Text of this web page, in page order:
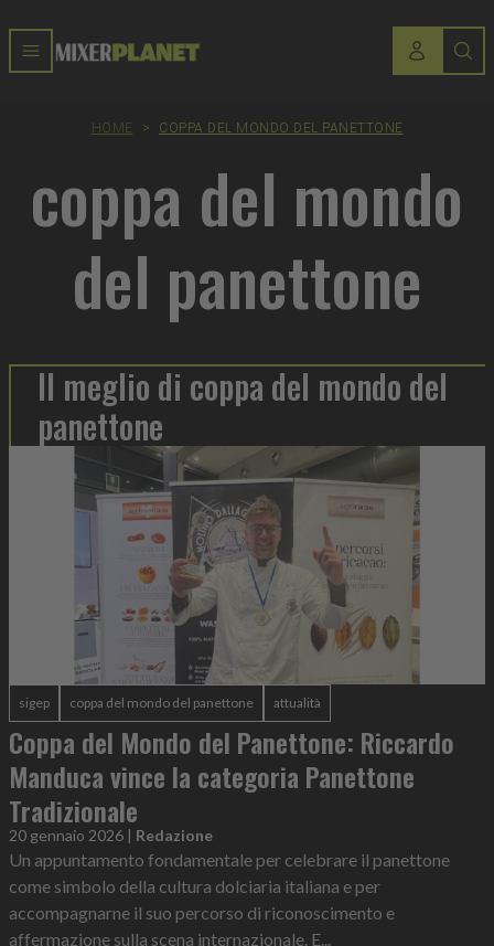
HOME > COPPA DEL MONDO DEL PANETTONE
coppa del mondo
del panettone
Il meglio di coppa del mondo del
panettone
sigep coppa del mondo del panettone attualità
Coppa del Mondo del Panettone: Riccardo
Manduca vince la categoria Panettone
Tradizionale
20 gennaio 2026 | Redazione
Un appuntamento fondamentale per celebrare il panettone
come simbolo della cultura dolciaria italiana e per
accompagnarne il suo percorso di riconoscimento e
affermazione sulla scena internazionale. E...